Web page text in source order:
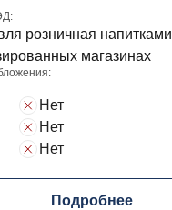
розничная напитками
магазинах
Нет
Нет
Нет
Подробнее